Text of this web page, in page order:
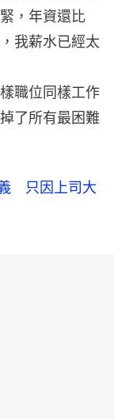
，年資還比
我薪水已經太
職位同樣工作
了所有最困難
只因上司大